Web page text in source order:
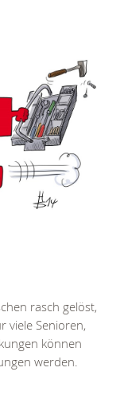
rasch gelöst,
viele Senioren,
können
werden.